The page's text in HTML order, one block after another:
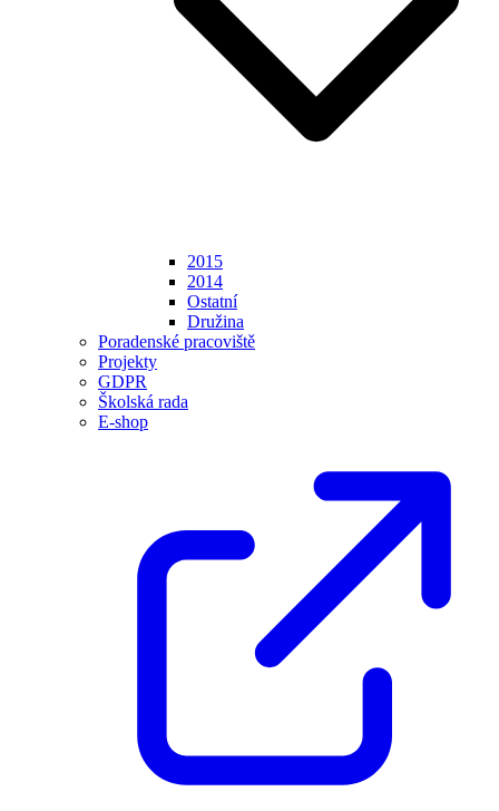
2015
2014
Ostatní
Družina
Poradenské pracoviště
Projekty
GDPR
Školská rada
E-shop